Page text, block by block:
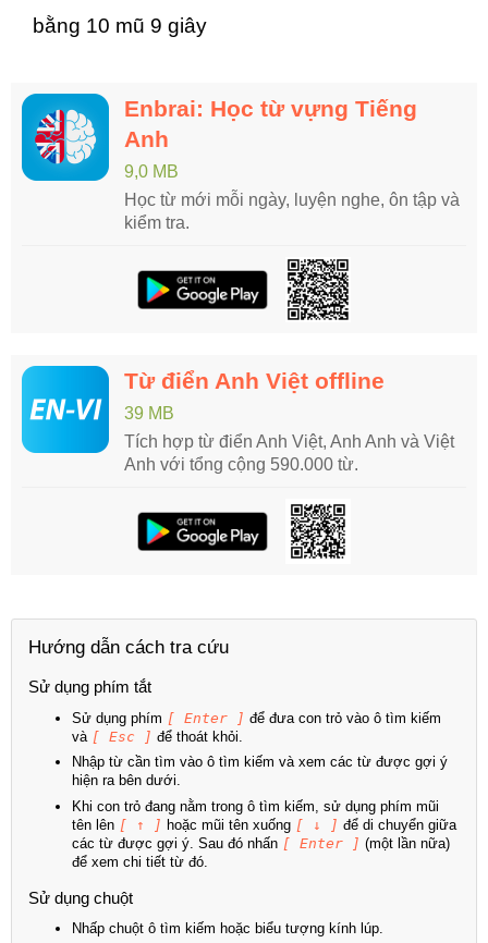
bằng 10 mũ 9 giây
Enbrai: Học từ vựng Tiếng
Anh
9,0 MB
Học từ mới mỗi ngày, luyện nghe, ôn tập và
kiểm tra.
Từ điển Anh Việt offline
39 MB
Tích hợp từ điển Anh Việt, Anh Anh và Việt
Anh với tổng cộng 590.000 từ.
Hướng dẫn cách tra cứu
Sử dụng phím tắt
Sử dụng phím [ Enter ] để đưa con trỏ vào ô tìm kiếm
và [ Esc ] để thoát khỏi.
Nhập từ cần tìm vào ô tìm kiếm và xem các từ được gợi ý
hiện ra bên dưới.
Khi con trỏ đang nằm trong ô tìm kiếm, sử dụng phím mũi
tên lên [ ↑ ] hoặc mũi tên xuống [ ↓ ] để di chuyển giữa
các từ được gợi ý. Sau đó nhấn [ Enter ] (một lần nữa)
để xem chi tiết từ đó.
Sử dụng chuột
Nhấp chuột ô tìm kiếm hoặc biểu tượng kính lúp.